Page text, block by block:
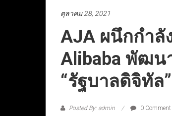
ตุลาคม 28, 2021
AJA ผนึกกำลั
Alibaba พัฒน
“รัฐบาลดิจิทัล”
Posted By: admin 0 Comment